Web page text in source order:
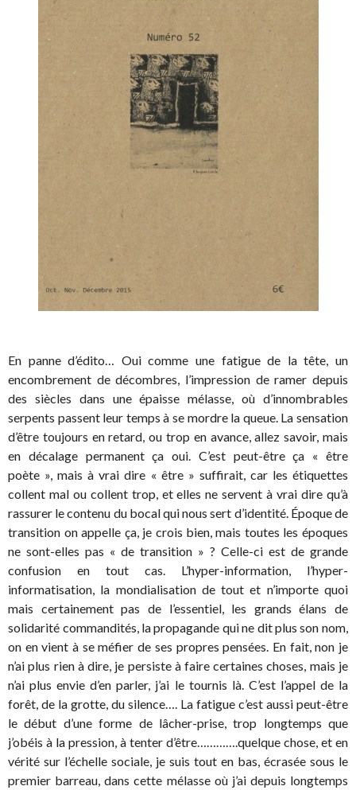
En panne d’édito… Oui comme une fatigue de la tête, un
encombrement de décombres, l’impression de ramer depuis
des siècles dans une épaisse mélasse, où d’innombrables
serpents passent leur temps à se mordre la queue. La sensation
d’être toujours en retard, ou trop en avance, allez savoir, mais
en décalage permanent ça oui. C’est peut-être ça « être
poète », mais à vrai dire « être » suffirait, car les étiquettes
collent mal ou collent trop, et elles ne servent à vrai dire qu’à
rassurer le contenu du bocal qui nous sert d’identité. Époque de
transition on appelle ça, je crois bien, mais toutes les époques
ne sont-elles pas « de transition » ? Celle-ci est de grande
confusion en tout cas. L’hyper-information, l’hyper-
informatisation, la mondialisation de tout et n’importe quoi
mais certainement pas de l’essentiel, les grands élans de
solidarité commandités, la propagande qui ne dit plus son nom,
on en vient à se méfier de ses propres pensées. En fait, non je
n’ai plus rien à dire, je persiste à faire certaines choses, mais je
n’ai plus envie d’en parler, j’ai le tournis là. C’est l’appel de la
forêt, de la grotte, du silence…. La fatigue c’est aussi peut-être
le début d’une forme de lâcher-prise, trop longtemps que
j’obéis à la pression, à tenter d’être………….quelque chose, et en
vérité sur l’échelle sociale, je suis tout en bas, écrasée sous le
premier barreau, dans cette mélasse où j’ai depuis longtemps